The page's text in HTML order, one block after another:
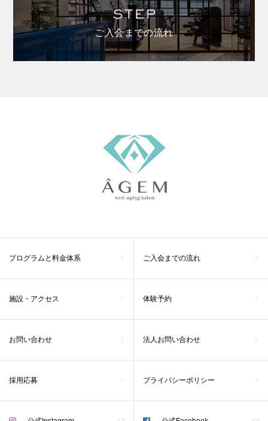
ご入会までの流れ
プログラムと料金体系 ご入会までの流れ
施設・アクセス 体験予約
お問い合わせ 法人お問い合わせ
採用応募 プライバシーポリシー